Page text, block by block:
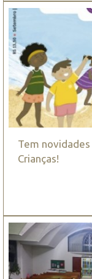
Tem
Crianças!